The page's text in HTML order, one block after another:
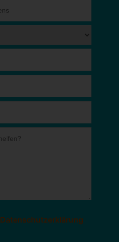
Datenschutzerklärung